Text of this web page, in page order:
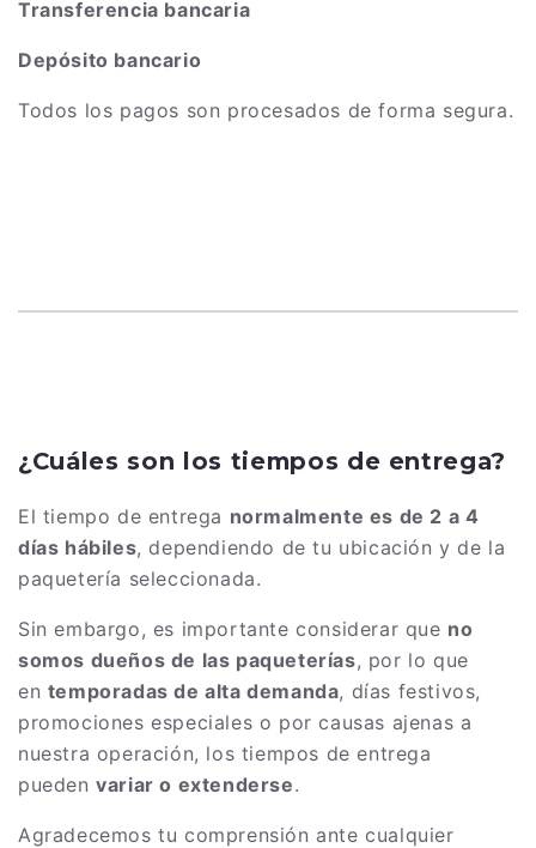
Transferencia bancaria
Depósito bancario
Todos los pagos son procesados de forma segura.
¿Cuáles son los tiempos de entrega?
El tiempo de entrega normalmente es de 2 a 4
días hábiles, dependiendo de tu ubicación y de la
paquetería seleccionada.
Sin embargo, es importante considerar que no
somos dueños de las paqueterías, por lo que
en temporadas de alta demanda, días festivos,
promociones especiales o por causas ajenas a
nuestra operación, los tiempos de entrega
puedenvariar o extenderse.
Agradecemos tu comprensión ante cualquier